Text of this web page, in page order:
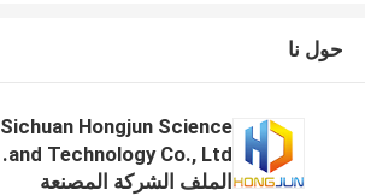
حول نا
Sichuan Hongjun Science
and Technology Co., Ltd.
الملف الشركة المصنعة